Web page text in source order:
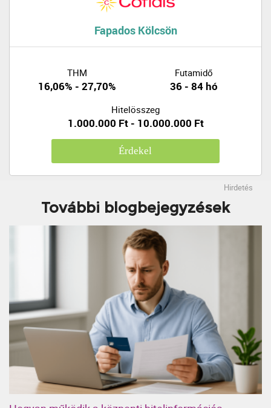
Fapados Kölcsön
THM
16,06% - 27,70%
Futamidő
36 - 84 hó
Hitelösszeg
1.000.000 Ft - 10.000.000 Ft
Érdekel
Hirdetés
További blogbejegyzések